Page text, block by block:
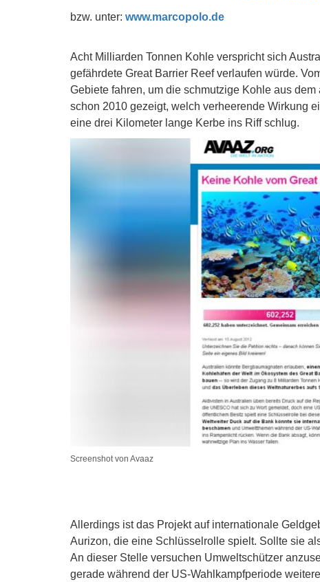
bzw. unter: www.marcopolo.de
Acht Milliarden Tonnen Kohle verspricht sich
gefährdete Great Barrier Reef verlaufen würde.
Gebiete fahren, um die schmutzige Kohle aus
schon 2010 gezeigt, welch verheerende Wirkung
eine drei Kilometer lange Kerbe ins Riff schlug.
Screenshot von Avaaz
Allerdings ist das Projekt auf internationale
Aurizon, die eine Schlüsselrolle spielt. Sollte sie
An dieser Stelle versuchen Umweltschützer
gerade während der US-Wahlkampfperiode